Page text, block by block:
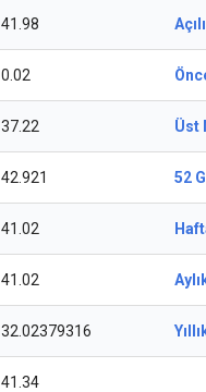
41.98
0.02
37.22 Üst
42.921 52
41.02
41.02
32.02379316
41.34